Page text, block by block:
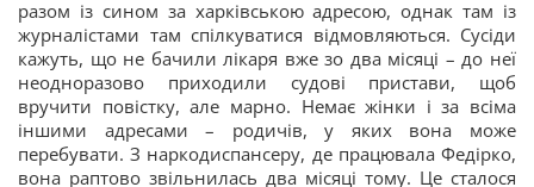
разом із сином за харківською адресою, однак там із
журналістами там спілкуватися відмовляються. Сусіди
кажуть, що не бачили лікаря вже зо два місяці – до неї
неодноразово приходили судові пристави, щоб
вручити повістку, але марно. Немає жінки і за всіма
іншими адресами – родичів, у яких вона може
перебувати. З наркодиспансеру, де працювала Федірко,
вона раптово звільнилась два місяці тому. Це сталося